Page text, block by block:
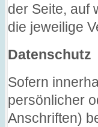
der Seite, auf
die jeweilige
Datenschutz
Sofern
persönlicher
Anschriften)